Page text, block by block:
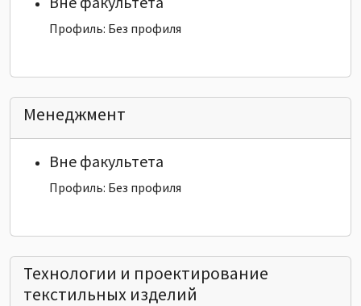
Профиль: Без профиля
Менеджмент
Вне факультета
Профиль: Без профиля
Технологии и проектирование
текстильных изделий